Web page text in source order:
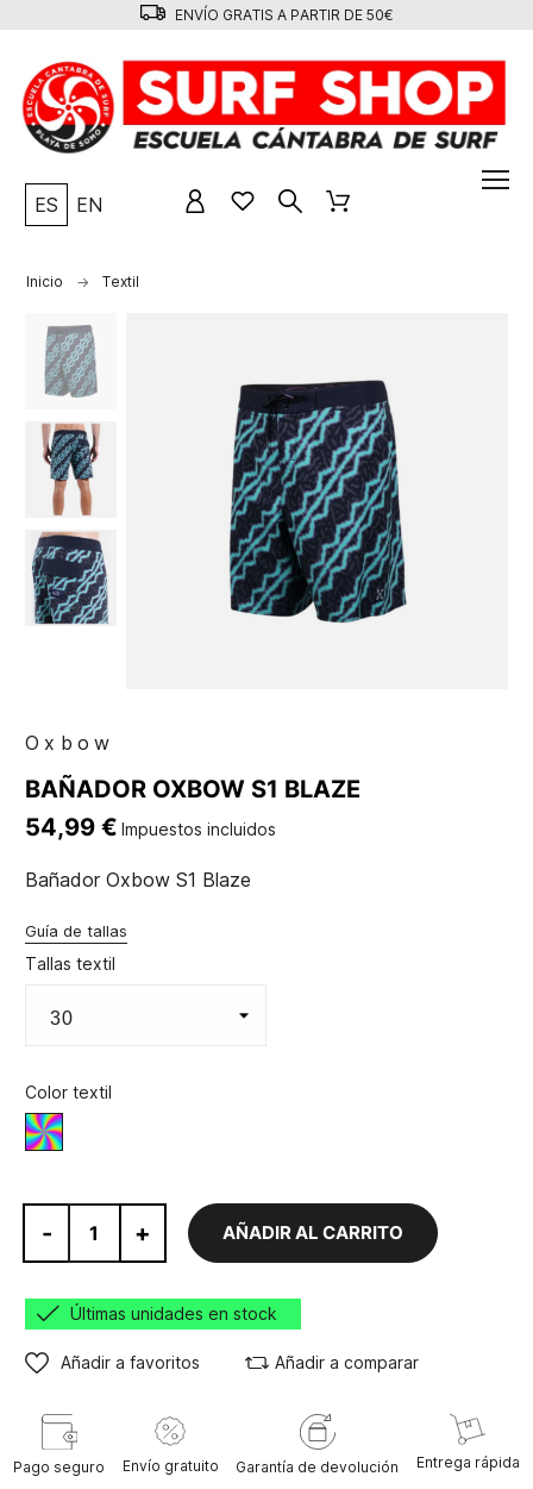
ENVÍO GRATIS A PARTIR DE 50€
ES EN
Inicio Textil
Oxbow
BAÑADOR OXBOW S1 BLAZE
54,99 € Impuestos incluidos
Bañador Oxbow S1 Blaze
Guía de tallas
Tallas textil
Color textil
Varios
- + AÑADIR AL CARRITO
Últimas unidades en stock
Añadir a favoritos Añadir a comparar
Pago seguro Envío gratuito Garantía de devolución Entrega rápida